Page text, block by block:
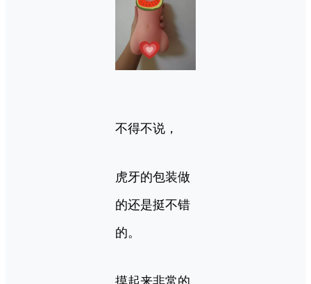
不得不说，
虎牙的包装做
的还是挺不错
的。
摸起来非常的